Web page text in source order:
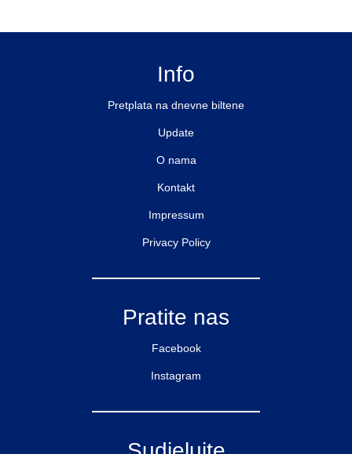
Info
Pretplata na dnevne biltene
Update
O nama
Kontakt
Impressum
Privacy Policy
Pratite nas
Facebook
Instagram